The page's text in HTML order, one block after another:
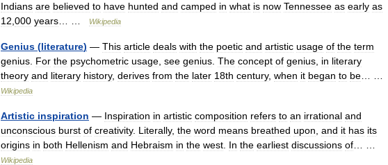
Indians are believed to have hunted and camped in what is now Tennessee as early as
12 000 years Wikipedia
Genius (literature) — This article deals with the poetic and artistic usage of the term
genius For the psychometric usage see genius The concept of genius in literary
theory and literary history, derives from the later 18th century, when it began to be
Wikipedia
Artistic inspiration — Inspiration in artistic composition refers to an irrational and
unconscious burst of creativity. Literally, the word means breathed upon and it has its
origins in both Hellenism and Hebraism in the west In the earliest discussions of
Wikipedia